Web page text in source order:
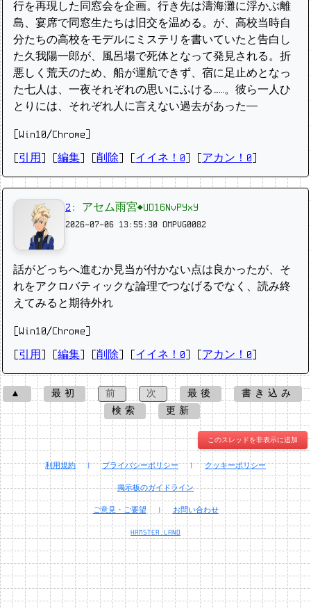
行を再現した同窓会を企画。行き先は濤海灘に浮かぶ離
島、宴席で同窓生たちは旧交を温める。が、高校当時自
分たちの高校をモデルにミステリを書いていたと告白し
た久我陽一郎が、風呂場で死体となって発見される。折
悪しく荒天のため、船が運航できず、宿に足止めとなっ
た七人は、一夜それぞれの思いにふける……。彼ら一人ひ
とりには、それぞれ人に言えない過去があった──
[Win10/Chrome]
引用 編集 削除 イイネ！0 アカン！0
2 : アセム雨宮◆UD16NvPYxY
2026-07-06 13:55:30 OMPVG0082
話がどっちへ進むか見当が付かない点は良かったが、そ
れをアクロバティックな論理でつなげるでなく、読み終
えてみると期待外れ
[Win10/Chrome]
引用 編集 削除 イイネ！0 アカン！0
▲ 最初 前 次 最後
書き込み
検索
更新
このスレッドを非表示に追加
利用規約 | プライバシーポリシー | クッキーポリシー
掲示板のガイドライン
ご意見・ご要望 | お問い合わせ
HAMSTER.LAND